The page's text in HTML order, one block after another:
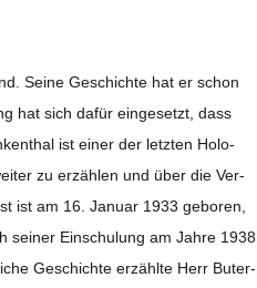
Seine Geschichte hat er schon
hat sich dafür ein­ge­setzt, dass
ist einer der letz­ten Holo­
zu erzäh­len und über die Ver­
ist am 16. Januar 1933 gebo­ren,
sei­ner Ein­schu­lung am Jahre 1938
Geschichte erzählte Herr Buter­­